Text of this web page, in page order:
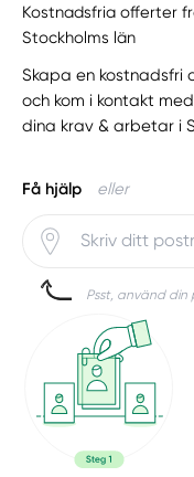
Kostnadsfria offerter
Stockholms län
Skapa en
och kom i kontakt
dina krav & arbetar i
Få hjälp eller
Psst, använd din